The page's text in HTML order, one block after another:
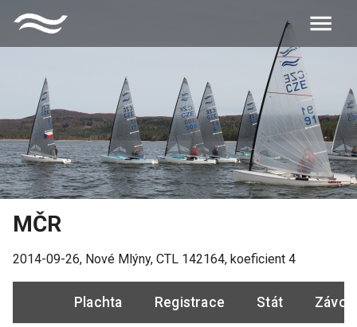
MČR
2014-09-26, Nové Mlýny, CTL 142164, koeficient 4
Plachta Registrace Stát